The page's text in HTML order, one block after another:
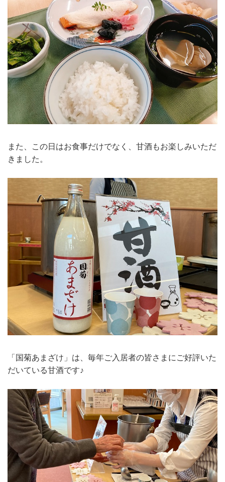
また、この日はお食事だけでなく、甘酒もお楽しみいただ
きました。
「国菊あまざけ」は、毎年ご入居者の皆さまにご好評いた
だいている甘酒です♪